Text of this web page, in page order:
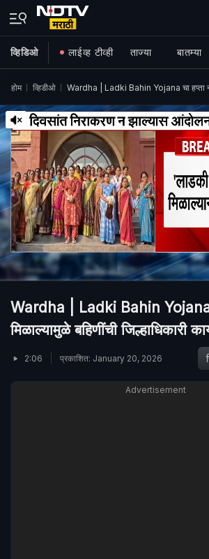
व्हिडिओ लाईव्ह टीव्ही ताज्या बातम्या
होम व्हिडीओ Wardha | Ladki Bahin Yojana चा हप्ता न
Wardha | Ladki Bahin Yojana
मिळाल्यामुळे बहिणींची जिल्हाधिकारी
2:06 प्रकाशित: January 20, 2026
Advertisement